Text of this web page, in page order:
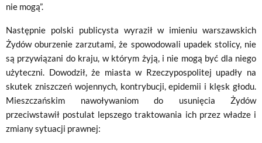
nie mogą”.
Następnie polski publicysta wyraził w imieniu warszawskich
Żydów oburzenie zarzutami, że spowodowali upadek stolicy, nie
są przywiązani do kraju, w którym żyją, i nie mogą być dla niego
użyteczni. Dowodził, że miasta w Rzeczypospolitej upadły na
skutek zniszczeń wojennych, kontrybucji, epidemii i klęsk głodu.
Mieszczańskim nawoływaniom do usunięcia Żydów
przeciwstawił postulat lepszego traktowania ich przez władze i
zmiany sytuacji prawnej: